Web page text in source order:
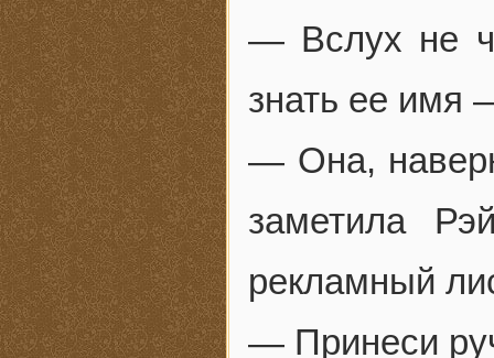
— Вслух не
знать ее имя
— Она,
заметила
рекламный
— Принеси